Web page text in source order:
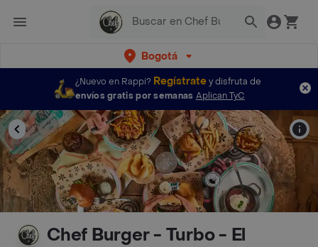
Bogotá
¿Nuevo en Rappi? Regístratey disfruta de
envíos gratis por semanas Aplican TyC
Chef Burger - Turbo - El